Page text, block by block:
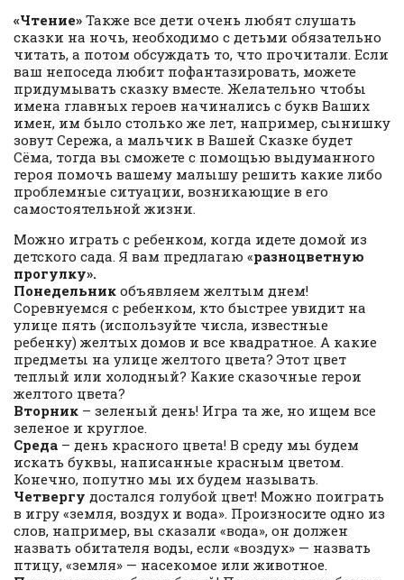
«Чтение» Также все дети очень любят слушать
сказки на ночь, необходимо с детьми обязательно
читать, а потом обсуждать то, что прочитали. Если
ваш непоседа любит пофантазировать, можете
придумывать сказку вместе. Желательно чтобы
имена главных героев начинались с букв Ваших
имен, им было столько же лет, например, сынишку
зовут Сережа, а мальчик в Вашей Сказке будет
Сёма, тогда вы сможете с помощью выдуманного
героя помочь вашему малышу решить какие либо
проблемные ситуации, возникающие в его
самостоятельной жизни.
Можно играть с ребенком, когда идете домой из
детского сада. Я вам предлагаю «разноцветную
прогулку».
Понедельник объявляем желтым днем!
Соревнуемся с ребенком, кто быстрее увидит на
улице пять (используйте числа, известные
ребенку) желтых домов и все квадратное. А какие
предметы на улице желтого цвета? Этот цвет
теплый или холодный? Какие сказочные герои
желтого цвета?
Вторник – зеленый день! Игра та же, но ищем все
зеленое и круглое.
Среда – день красного цвета! В среду мы будем
искать буквы, написанные красным цветом.
Конечно, попутно мы их будем называть.
Четвергу достался голубой цвет! Можно поиграть
в игру «земля, воздух и вода». Произносите одно из
слов, например, вы сказали «вода», он должен
назвать обитателя воды, если «воздух» — назвать
птицу, «земля» — насекомое или животное.